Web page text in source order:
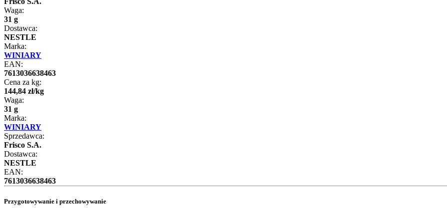
Waga:
31 g
Dostawca:
NESTLE
Marka:
WINIARY
EAN:
7613036638463
Cena za kg:
144,84 zł/kg
Waga:
31 g
Marka:
WINIARY
Sprzedawca:
Frisco S.A.
Dostawca:
NESTLE
EAN:
7613036638463
Przygotowywanie i przechowywanie